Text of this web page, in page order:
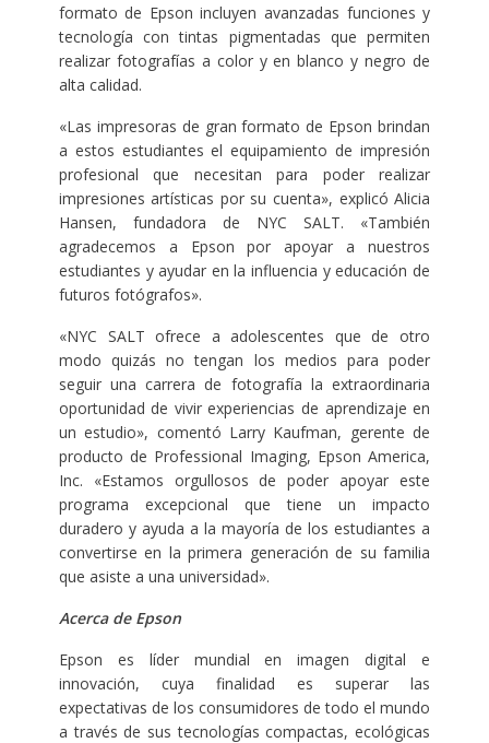
formato de Epson incluyen avanzadas funciones y
tecnología con tintas pigmentadas que permiten
realizar fotografías a color y en blanco y negro de
alta calidad.
«Las impresoras de gran formato de Epson brindan
a estos estudiantes el equipamiento de impresión
profesional que necesitan para poder realizar
impresiones artísticas por su cuenta», explicó Alicia
Hansen, fundadora de NYC SALT. «También
agradecemos a Epson por apoyar a nuestros
estudiantes y ayudar en la influencia y educación de
futuros fotógrafos».
«NYC SALT ofrece a adolescentes que de otro
modo quizás no tengan los medios para poder
seguir una carrera de fotografía la extraordinaria
oportunidad de vivir experiencias de aprendizaje en
un estudio», comentó Larry Kaufman, gerente de
producto de Professional Imaging, Epson America,
Inc. «Estamos orgullosos de poder apoyar este
programa excepcional que tiene un impacto
duradero y ayuda a la mayoría de los estudiantes a
convertirse en la primera generación de su familia
que asiste a una universidad».
Acerca de Epson
Epson es líder mundial en imagen digital e
innovación, cuya finalidad es superar las
expectativas de los consumidores de todo el mundo
a través de sus tecnologías compactas, ecológicas